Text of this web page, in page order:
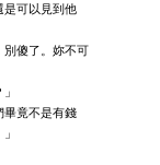
可以見到他
傻了。妳不可
竟不是有錢